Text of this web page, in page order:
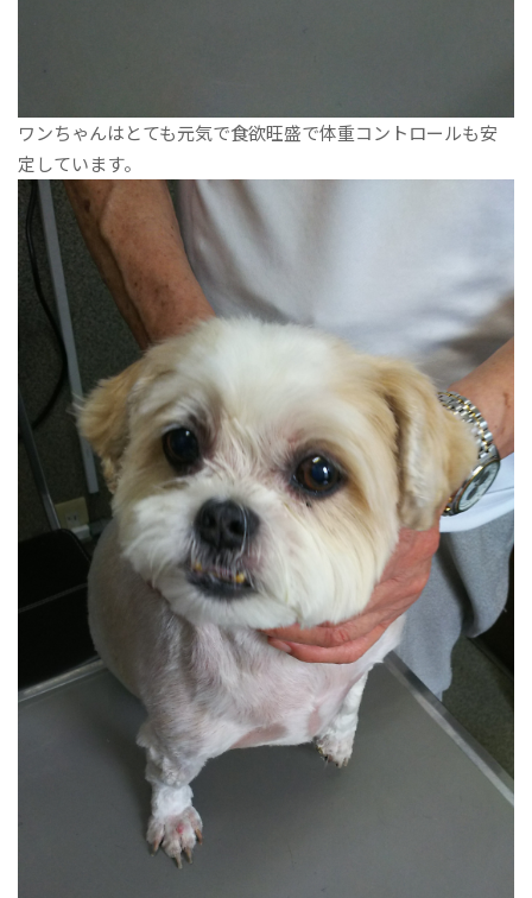
ワンちゃんはとても元気で食欲旺盛で体重コントロールも安
定しています。